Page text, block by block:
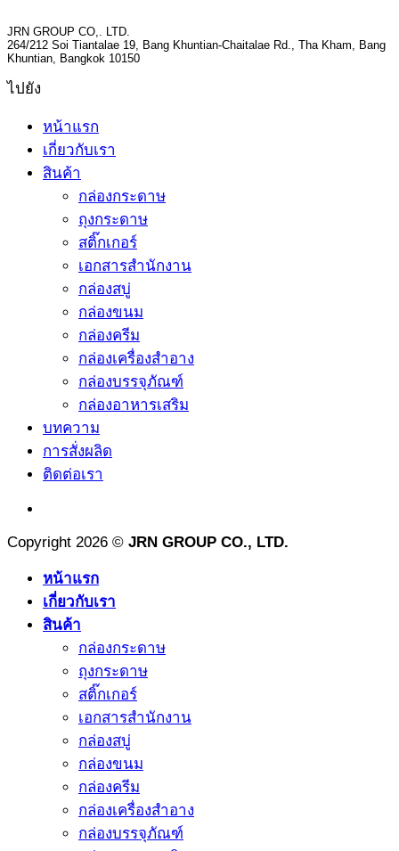
JRN GROUP CO,. LTD.
264/212 Soi Tiantalae 19, Bang Khuntian-Chaitalae Rd., Tha Kham, Bang
Khuntian, Bangkok 10150
ไปยัง
หน้าแรก
เกี่ยวกับเรา
สินค้า
กล่องกระดาษ
ถุงกระดาษ
สติ๊กเกอร์
เอกสารสำนักงาน
กล่องสบู่
กล่องขนม
กล่องครีม
กล่องเครื่องสำอาง
กล่องบรรจุภัณฑ์
กล่องอาหารเสริม
บทความ
การสั่งผลิด
ติดต่อเรา
Copyright 2026 © JRN GROUP CO., LTD.
หน้าแรก
เกี่ยวกับเรา
สินค้า
กล่องกระดาษ
ถุงกระดาษ
สติ๊กเกอร์
เอกสารสำนักงาน
กล่องสบู่
กล่องขนม
กล่องครีม
กล่องเครื่องสำอาง
กล่องบรรจุภัณฑ์